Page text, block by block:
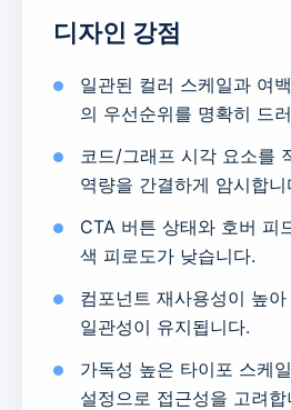
디자인 강점
일관된 컬러 스케일과 여
의 우선순위를 명확히 드
코드/그래프 시각 요소를
역량을 간결하게 암시합니
CTA 버튼 상태와 호버 피
색 피로도가 낮습니다.
컴포넌트 재사용성이 높
일관성이 유지됩니다.
가독성 높은 타이포 스케
설정으로 접근성을 고려합